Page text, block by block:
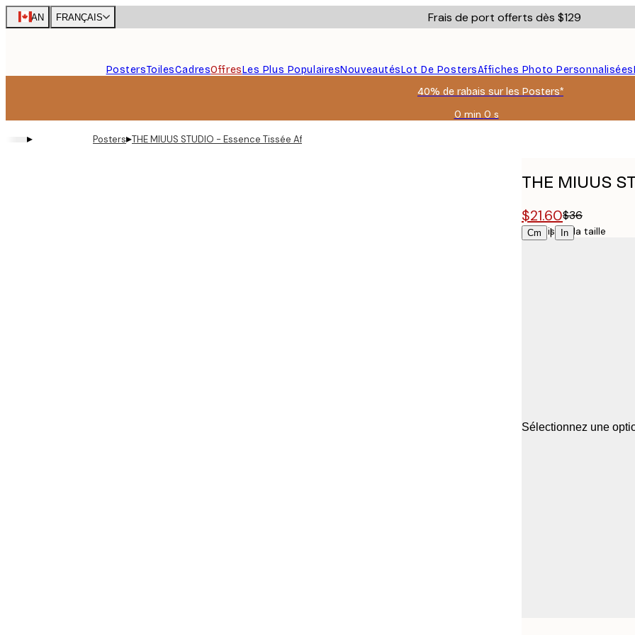
Skip
to
CAN FRANÇAIS Frais de port offerts dès $129
PostersToilesCadresOffresLes Plus PopulairesNouveautésLot De PostersAffiches Photo Personnalisées
40% de rabais sur les Posters*
0 min 0 s
Valable
▸ Posters▸THE MIUUS STUDIO - Essence Tissée Affiche
THE MIUUS
$21.60$36
Cm | In
Choisissez la taille
Sélectionnez une